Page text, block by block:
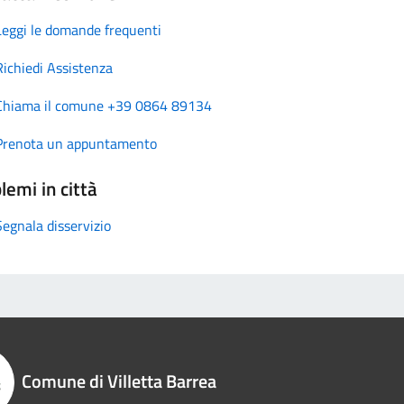
le domande frequenti
Assistenza
il comune +39 0864 89134
un appuntamento
in città
disservizio
Comune di Villetta Barrea